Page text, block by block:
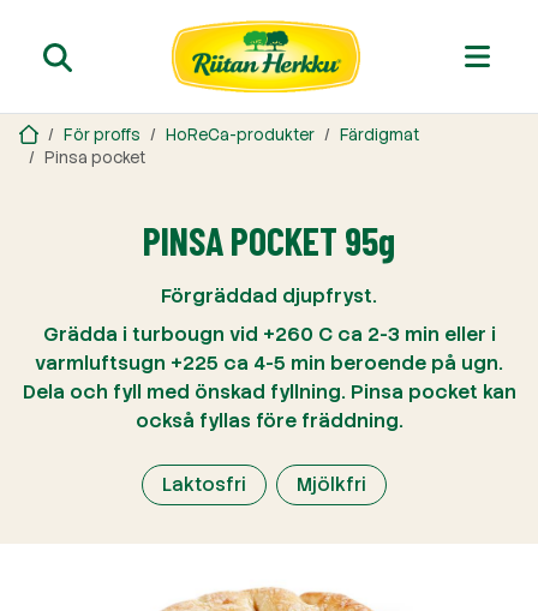
För proffs HoReCa-produkter
Färdigmat
Pinsa pocket
PINSA POCKET 95g
Förgräddad djupfryst.
Grädda i turbougn vid +260 C ca 2-3 min eller i
varmluftsugn +225 ca 4-5 min beroende på ugn.
Dela och fyll med önskad fyllning. Pinsa pocket kan
också fyllas före fräddning.
Laktosfri Mjölkfri